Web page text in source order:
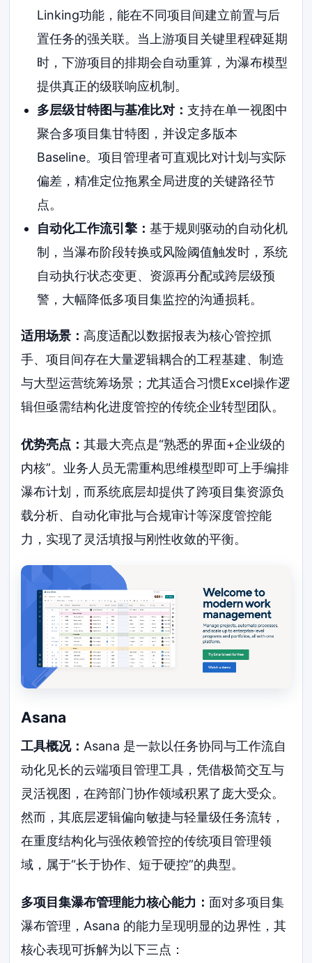
Linking功能，能在不同项目间建立前置与后
置任务的强关联。当上游项目关键里程碑延期
时，下游项目的排期会自动重算，为瀑布模型
提供真正的级联响应机制。
多层级甘特图与基准比对： 支持在单一视图中
聚合多项目集甘特图，并设定多版本
Baseline。项目管理者可直观比对计划与实际
偏差，精准定位拖累全局进度的关键路径节
点。
自动化工作流引擎： 基于规则驱动的自动化机
制，当瀑布阶段转换或风险阈值触发时，系统
自动执行状态变更、资源再分配或跨层级预
警，大幅降低多项目集监控的沟通损耗。
适用场景：高度适配以数据报表为核心管控抓
手、项目间存在大量逻辑耦合的工程基建、制造
与大型运营统筹场景；尤其适合习惯Excel操作逻
辑但亟需结构化进度管控的传统企业转型团队。
优势亮点：其最大亮点是“熟悉的界面+企业级的
内核”。业务人员无需重构思维模型即可上手编排
瀑布计划，而系统底层却提供了跨项目集资源负
载分析、自动化审批与合规审计等深度管控能
力，实现了灵活填报与刚性收敛的平衡。
Asana
工具概况： Asana 是一款以任务协同与工作流自
动化见长的云端项目管理工具，凭借极简交互与
灵活视图，在跨部门协作领域积累了庞大受众。
然而，其底层逻辑偏向敏捷与轻量级任务流转，
在重度结构化与强依赖管控的传统项目管理领
域，属于“长于协作、短于硬控”的典型。
多项目集瀑布管理能力核心能力：面对多项目集
瀑布管理，Asana 的能力呈现明显的边界性，其
核心表现可拆解为以下三点：